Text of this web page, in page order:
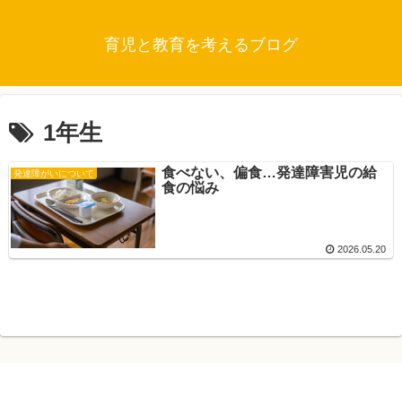
育児と教育を考えるブログ
1年生
発達障がいについて
食べない、偏食…発達障害児の給
食の悩み
2026.05.20